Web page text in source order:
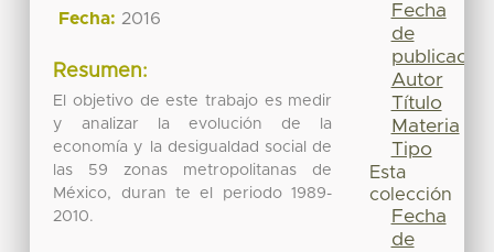
Fecha: 2016
Resumen:
El objetivo de este trabajo es medir
y analizar la evolución de la
economía y la desigualdad social de
las 59 zonas metropolitanas de
México, duran te el periodo 1989-
2010.
Fecha
de
publicación
Autor
Título
Materia
Tipo
Esta
colección
Fecha
de